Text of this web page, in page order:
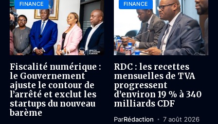
FINANCE
Fiscalité numérique :
le Gouvernement
ajuste le contour de
l’arrêté et exclut les
startups du nouveau
barème
FINANCE
RDC : les recettes
mensuelles de TVA
progressent
d’environ 19 % à 340
milliards CDF
ParRédaction 7 août 2026